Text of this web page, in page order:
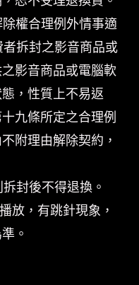
權合理例外情事適
拆封之影音商品或
影音商品或電腦軟
，性質上不易返
九條所定之合理例
附理由解除契約，
封後不得退換。
放，有跳針現象，
。